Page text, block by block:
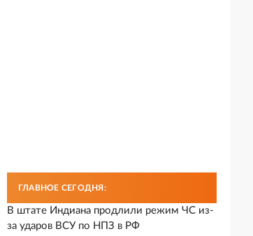
ГЛАВНОЕ СЕГОДНЯ:
В штате Индиана продлили режим ЧС из-
за ударов ВСУ по НПЗ в РФ